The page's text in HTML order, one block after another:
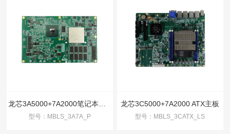
型号：MBLS_3A7A_P
龙芯3C5000+7A2000 ATX主板
型号：MBLS_3CATX_LS